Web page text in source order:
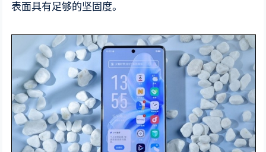
表面具有足够的坚固度。